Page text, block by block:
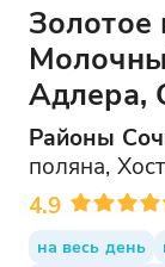
Золотое
Адлера,
Районы
поляна,
4.9
на весь день